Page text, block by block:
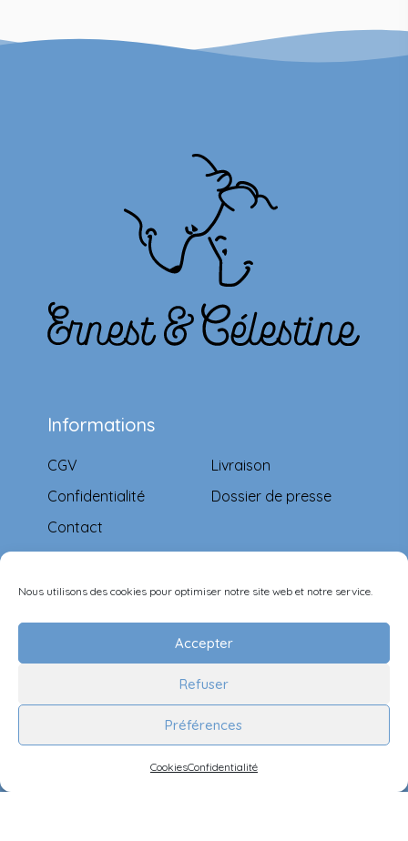
Nous utilisons des cookies pour optimiser notre site web et notre service.
Accepter
Refuser
Préférences
CookiesConfidentialité
Informations
CGV
Confidentialité
Contact
Livraison
Dossier de presse